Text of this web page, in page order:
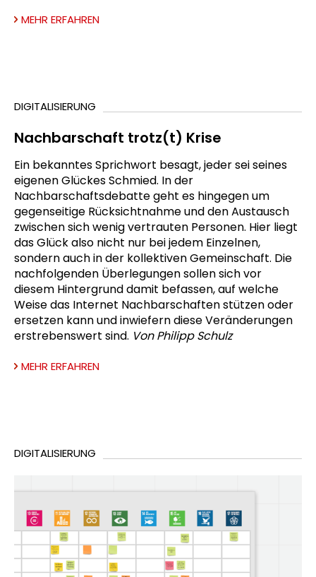
MEHR ERFAHREN
DIGITALISIERUNG
Nachbarschaft trotz(t) Krise
Ein bekanntes Sprichwort besagt, jeder sei seines
eigenen Glückes Schmied. In der
Nachbarschaftsdebatte geht es hingegen um
gegenseitige Rücksichtnahme und den Austausch
zwischen sich wenig vertrauten Personen. Hier liegt
das Glück also nicht nur bei jedem Einzelnen,
sondern auch in der kollektiven Gemeinschaft. Die
nachfolgenden Überlegungen sollen sich vor
diesem Hintergrund damit befassen, auf welche
Weise das Internet Nachbarschaften stützen oder
ersetzen kann und inwiefern diese Veränderungen
erstrebenswert sind. Von Philipp Schulz
MEHR ERFAHREN
DIGITALISIERUNG